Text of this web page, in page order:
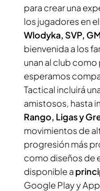
para crear una
los jugadores en
Wlodyka, SVP,
bienvenida a los
unan al club
esperamos
Tactical incluirá
amistosos, hasta
Rango, Ligas y
movimientos de
progresión más
como diseños de
disponible a
Google Play y